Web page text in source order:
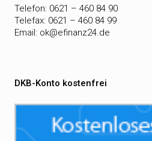
Telefon: 0621 – 460 84 90
Telefax: 0621 – 460 84 99
Email: ok@efinanz24.de
DKB-Konto kostenfrei